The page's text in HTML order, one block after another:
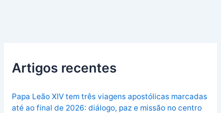
Artigos recentes
Papa Leão XIV tem três viagens apostólicas marcadas
até ao final de 2026: diálogo, paz e missão no centro